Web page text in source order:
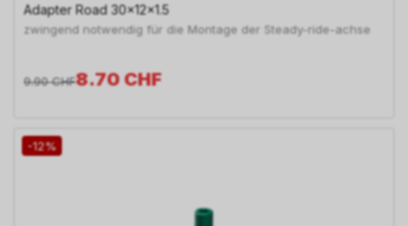
Adapter Road 30x12x1.5
zwingend notwendig für die Montage der Steady-ride-achse
8.70CHF
9.90 CHF
-12%